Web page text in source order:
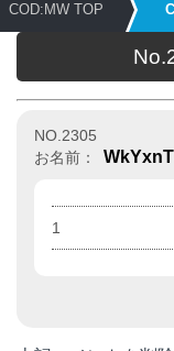
COD:MW TOP
NO.2305
お名前：
1